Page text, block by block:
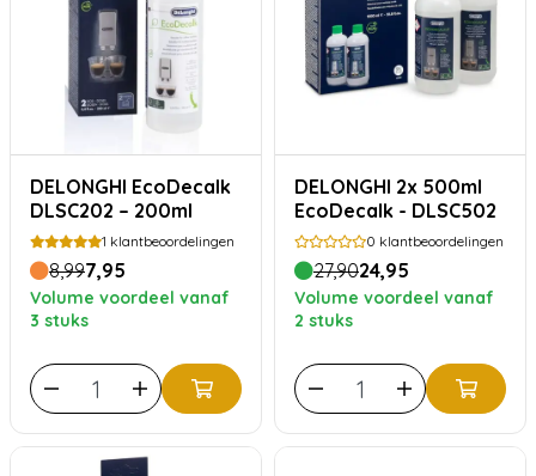
DELONGHI EcoDecalk
DLSC202 – 200ml
1 klantbeoordelingen
8,997,95
Volume voordeel vanaf
3 stuks
DELONGHI 2x 500ml
EcoDecalk - DLSC502
0 klantbeoordelingen
27,9024,95
Volume voordeel vanaf
2 stuks